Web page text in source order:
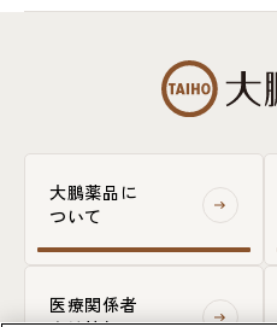
大鵬薬品に
ついて
医療関係者